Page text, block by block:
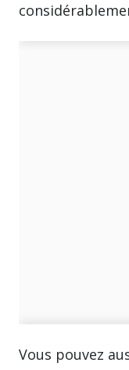
Vous pouvez